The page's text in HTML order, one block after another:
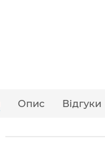
Опис Відгуки